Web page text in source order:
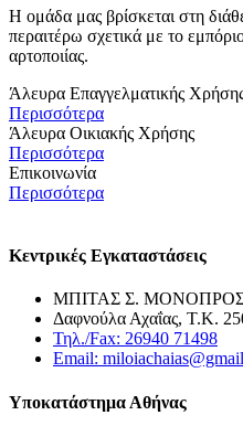
Η ομάδα μας βρίσκεται στη
περαιτέρω σχετικά με το
αρτοποιίας.
Άλευρα Επαγγελματικής
Περισσότερα
Άλευρα Οικιακής Χρήσης
Περισσότερα
Επικοινωνία
Περισσότερα
Κεντρικές Εγκαταστάσεις
ΜΠΙΤΑΣ Σ.
Δαφνούλα Αχαΐας, Τ.Κ.
Τηλ./Fax: 26940 71498
Email:
Υποκατάστημα Αθήνας